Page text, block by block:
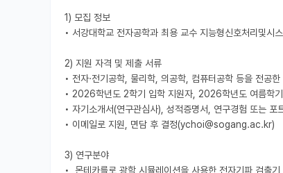
1) 모집 정보
• 서강대학교 전자공학과 최용 교수 지능형신호처리및시
2) 지원 자격 및 제출 서류
• 전자·전기공학, 물리학, 의공학, 컴퓨터공학 등을 전공
• 2026학년도 2학기 입학 지원자, 2026학년도 여름학
• 자기소개서(연구관심사), 성적증명서, 연구경험 또는 포
• 이메일로 지원, 면담 후 결정(ychoi@sogang.ac.kr)
3) 연구분야
•  몬테카를로 광학 시뮬레이션을 사용한 전자기파 검출기